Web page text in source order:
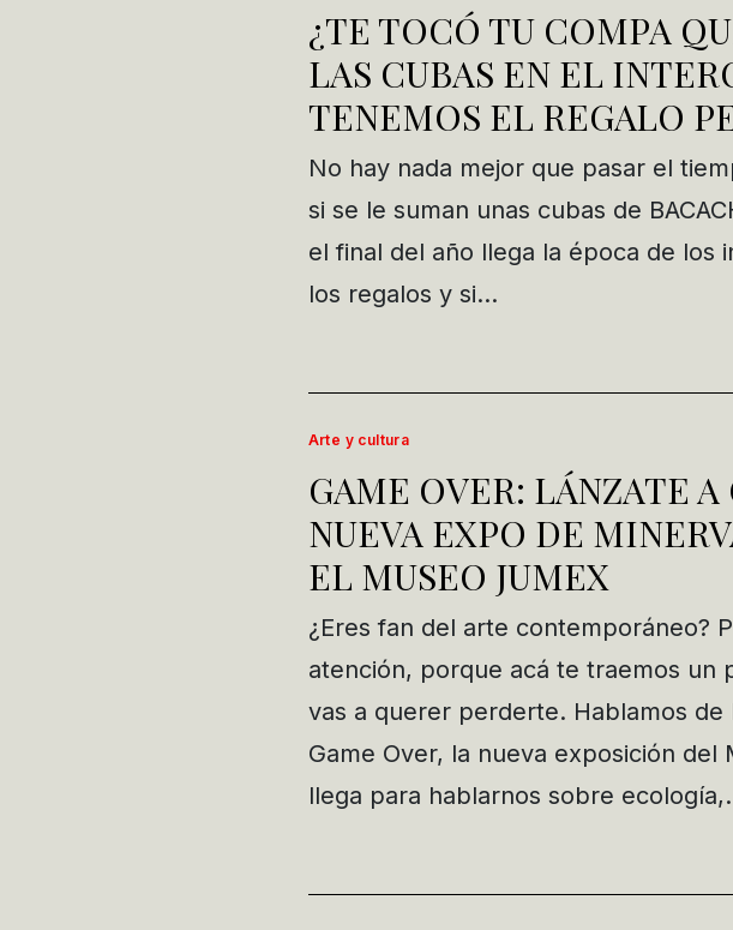
¿TE TOCÓ TU COMPA
LAS CUBAS EN EL
TENEMOS EL REGALO
No hay nada mejor que pasar el
si se le suman unas cubas de
el final del año llega la época de los
los regalos y si…
Arte y cultura
GAME OVER: LÁNZATE
NUEVA EXPO DE
EL MUSEO JUMEX
¿Eres fan del arte contemporáneo?
atención, porque acá te traemos un
vas a querer perderte. Hablamos de
Game Over, la nueva exposición del
llega para hablarnos sobre